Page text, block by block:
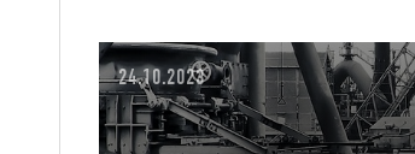
24.10.2023